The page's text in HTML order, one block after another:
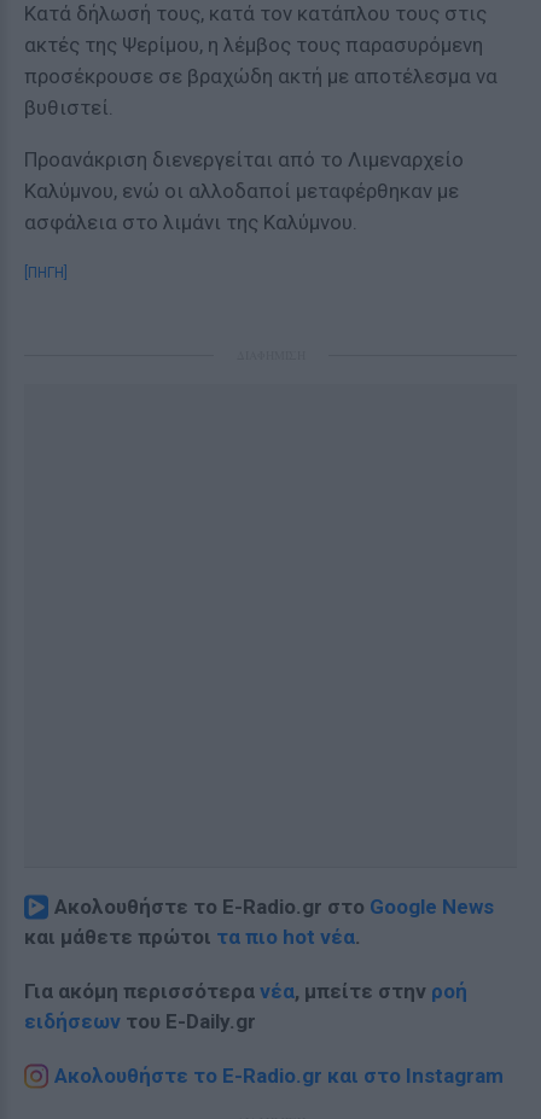
Κατά δήλωσή τους, κατά τον κατάπλου τους στις
ακτές της Ψερίμου, η λέμβος τους παρασυρόμενη
προσέκρουσε σε βραχώδη ακτή με αποτέλεσμα να
βυθιστεί.
Προανάκριση διενεργείται από το Λιμεναρχείο
Καλύμνου, ενώ οι αλλοδαποί μεταφέρθηκαν με
ασφάλεια στο λιμάνι της Καλύμνου.
[ΠΗΓΗ]
Ακολουθήστε το E-Radio.gr στο Google News
και μάθετε πρώτοι τα πιο hot νέα.
Για ακόμη περισσότερα νέα, μπείτε στην ροή
ειδήσεων του E-Daily.gr
Ακολουθήστε το E-Radio.gr και στο Instagram